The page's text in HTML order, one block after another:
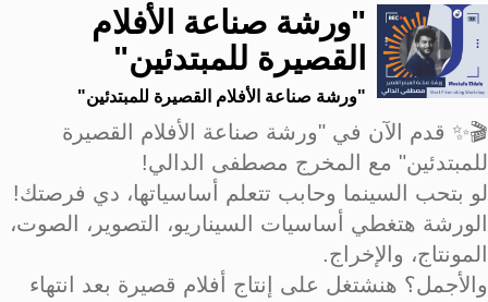
"ورشة صناعة الأفلام
القصيرة للمبتدئين"
"ورشة صناعة الأفلام القصيرة للمبتدئين"
🎬✨ قدم الآن في "ورشة صناعة الأفلام القصيرة
للمبتدئين" مع المخرج مصطفى الدالي!
لو بتحب السينما وحابب تتعلم أساسياتها، دي فرصتك!
الورشة هتغطي أساسيات السيناريو، التصوير، الصوت،
المونتاج، والإخراج.
والأجمل؟ هنشتغل على إنتاج أفلام قصيرة بعد انتهاء